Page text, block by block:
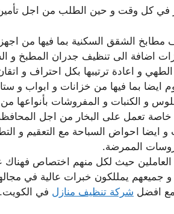
كل وقت و حين الطلب من اجل تأمين
الشقق السكنية بما فيها من
اضافة الى تنظيف جدران المطبخ و
و اعادة ترتيبها بكل احتراف و
ايضا بما فيها من خزانات و ابواب و
و الكنبات و المفروشات بأنواعها
خاصة تعمل على البخار من اجل
ايضا احواض السباحة مع التعقيم و
الممرضة.
العاملين حيث لكل منهم اختصاص
و جميعهم يمللكون خبرات عالية في
مع افضل شركة تنظيف منازل في الكويت.